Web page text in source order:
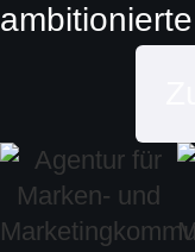
ambitionierte